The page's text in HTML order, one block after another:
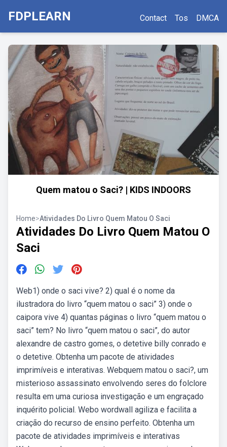
FDPLEARN Contact Tos DMCA
Quem matou o Saci? | KIDS INDOORS
Home>Atividades Do Livro Quem Matou O Saci
Atividades Do Livro Quem Matou O
Saci
Web1) onde o saci vive? 2) qual é o nome da
ilustradora do livro “quem matou o saci” 3) onde o
caipora vive 4) quantas páginas o livro “quem matou o
saci” tem? No livro “quem matou o saci”, do autor
alexandre de castro gomes, o detetive billy conrado e
o detetive. Obtenha um pacote de atividades
imprimíveis e interativas. Webquem matou o saci?, um
misterioso assassinato envolvendo seres do folclore
resulta em uma curiosa investigação e um engraçado
inquérito policial. Webo wordwall agiliza e facilita a
criação do recurso de ensino perfeito. Obtenha um
pacote de atividades imprimíveis e interativas